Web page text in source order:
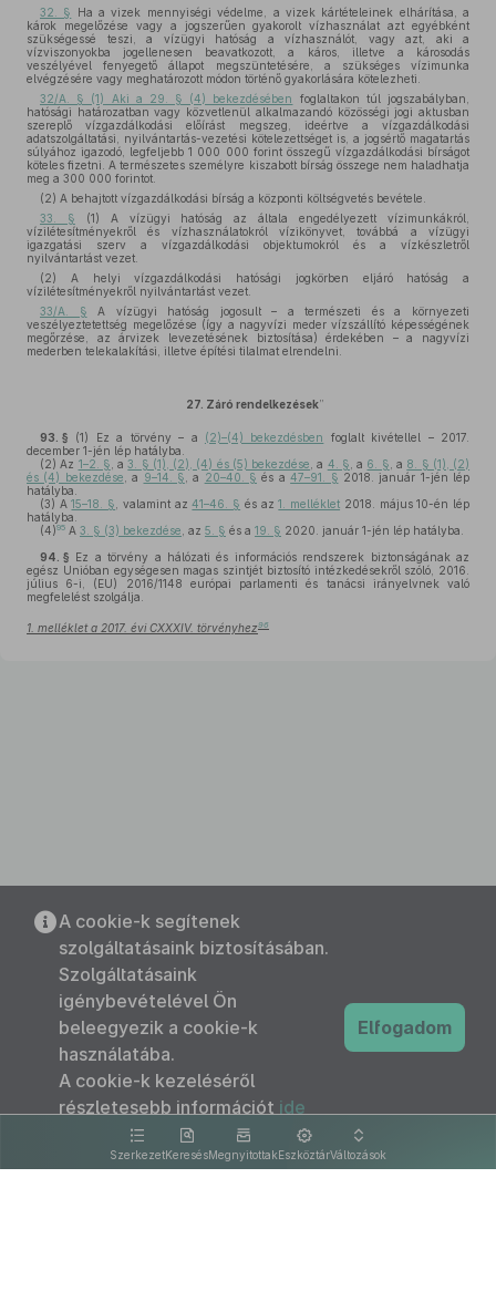
32. §
Ha a vizek mennyiségi védelme, a vizek kártételeinek elhárítása, a
károk megelőzése vagy a jogszerűen gyakorolt vízhasználat azt egyébként
szükségessé teszi, a vízügyi hatóság a vízhasználót, vagy azt, aki a
vízviszonyokba jogellenesen beavatkozott, a káros, illetve a károsodás
veszélyével fenyegető állapot megszüntetésére, a szükséges vízimunka
elvégzésére vagy meghatározott módon történő gyakorlására kötelezheti.
32/A. § (1) Aki a 29. § (4) bekezdésében
foglaltakon túl jogszabályban,
hatósági határozatban vagy közvetlenül alkalmazandó közösségi jogi aktusban
szereplő vízgazdálkodási előírást megszeg, ideértve a vízgazdálkodási
adatszolgáltatási, nyilvántartás-vezetési kötelezettséget is, a jogsértő magatartás
súlyához igazodó, legfeljebb 1 000 000 forint összegű vízgazdálkodási bírságot
köteles fizetni. A természetes személyre kiszabott bírság összege nem haladhatja
meg a 300 000 forintot.
(2) A behajtott vízgazdálkodási bírság a központi költségvetés bevétele.
33. § (1) A vízügyi hatóság az általa engedélyezett vízimunkákról,
vízilétesítményekről és vízhasználatokról vízikönyvet, továbbá a vízügyi
igazgatási szerv a vízgazdálkodási objektumokról és a vízkészletről
nyilvántartást vezet.
(2) A helyi vízgazdálkodási hatósági jogkörben eljáró hatóság a
vízilétesítményekről nyilvántartást vezet.
33/A. § A vízügyi hatóság jogosult – a természeti és a környezeti
veszélyeztetettség megelőzése (így a nagyvízi meder vízszállító képességének
megőrzése, az árvizek levezetésének biztosítása) érdekében – a nagyvízi
mederben telekalakítási, illetve építési tilalmat elrendelni.
27. Záró rendelkezések”
93. § (1) Ez a törvény – a (2)–(4) bekezdésben
foglalt kivétellel – 2017.
december 1-jén lép hatályba.
(2) Az 1–2. § , a3. § (1), (2), (4) és (5) bekezdése , a 4. § , a 6. § , a 8. § (1), (2)
és (4) bekezdése , a 9–14. § , a 20–40. § és a47–91. § 2018. január 1-jén lép
hatályba.
(3) A15–18. § , valamint az41–46. § és az1. melléklet 2018. május 10-én lép
hatályba.
(4)95 A 3. § (3) bekezdése , az 5. § és a 19. § 2020. január 1-jén lép hatályba.
94. § Ez a törvény a hálózati és információs rendszerek biztonságának az
egész Unióban egységesen magas szintjét biztosító intézkedésekről szóló, 2016.
július 6-i, (EU) 2016/1148 európai parlamenti és tanácsi irányelvnek való
megfelelést szolgálja.
1. melléklet a 2017. évi CXXXIV. törvényhez96
SzerkezetKeresésMegnyitottakEszköztárVáltozások
A cookie-k segítenek
szolgáltatásaink biztosításában.
Szolgáltatásaink
igénybevételével Ön
beleegyezik a cookie-k
használatába.
A cookie-k kezeléséről
részletesebb információt ide
kattintva olvashat.
Elfogadom